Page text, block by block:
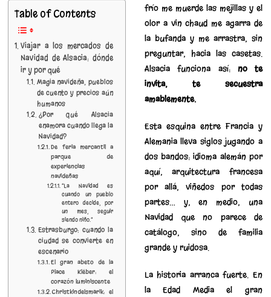
Table of Contents
Viajar a los mercados de
Navidad de Alsacia: dónde
ir y por qué
Magia navideña, pueblos
de cuento y precios aún
humanos
¿Por qué Alsacia
enamora cuando llega la
Navidad?
De feria mercantil a
parque de
experiencias
navideñas
“La Navidad es
cuando un pueblo
entero decide, por
un mes, seguir
siendo niño.”
Estrasburgo: cuando la
ciudad se convierte en
escenario
El gran abeto de la
Place Kléber: el
corazón luminiscente
Christkindelsmärik: el
frío me muerde las mejillas y el
olor a vin chaud me agarra de
la bufanda y me arrastra, sin
preguntar, hacia las casetas.
Alsacia funciona así: no te
invita, te secuestra
amablemente.
Esta esquina entre Francia y
Alemania lleva siglos jugando a
dos bandos: idioma alemán por
aquí, arquitectura francesa
por allá, viñedos por todas
partes… y, en medio, una
Navidad que no parece de
catálogo, sino de familia
grande y ruidosa.
La historia arranca fuerte. En
la Edad Media el gran